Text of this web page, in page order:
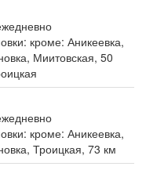
кроме: Аникеевка,
Миитовская, 50
кроме: Аникеевка,
Троицкая, 73 км